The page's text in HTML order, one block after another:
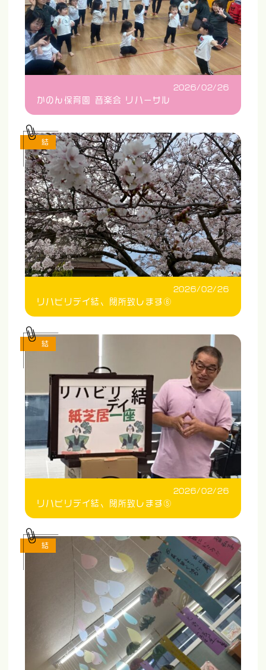
2026/02/26
かのん保育園 音楽会 リハーサル
2026/02/26
リハビリデイ結、閉所致します⑥
結
2026/02/26
リハビリデイ結、閉所致します⑤
結
結